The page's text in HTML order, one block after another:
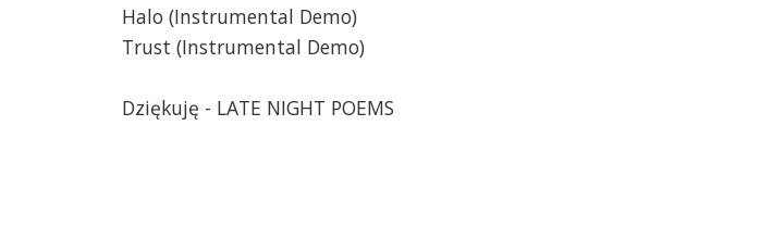
Halo (Instrumental Demo)
Trust (Instrumental Demo)
Dziękuję - LATE NIGHT POEMS